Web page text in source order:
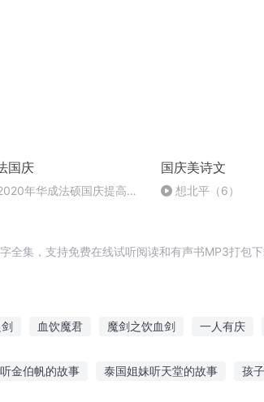
国庆
年华成法硕国庆提高班
国庆美诗文
想北平（6）
集，支持免费在线试听阅读和有声书MP3打包下
血饮魔君 魔剑之饮血剑 一人有庆
听金伯帆的故事 泰国姐妹听天堂的故事 孩